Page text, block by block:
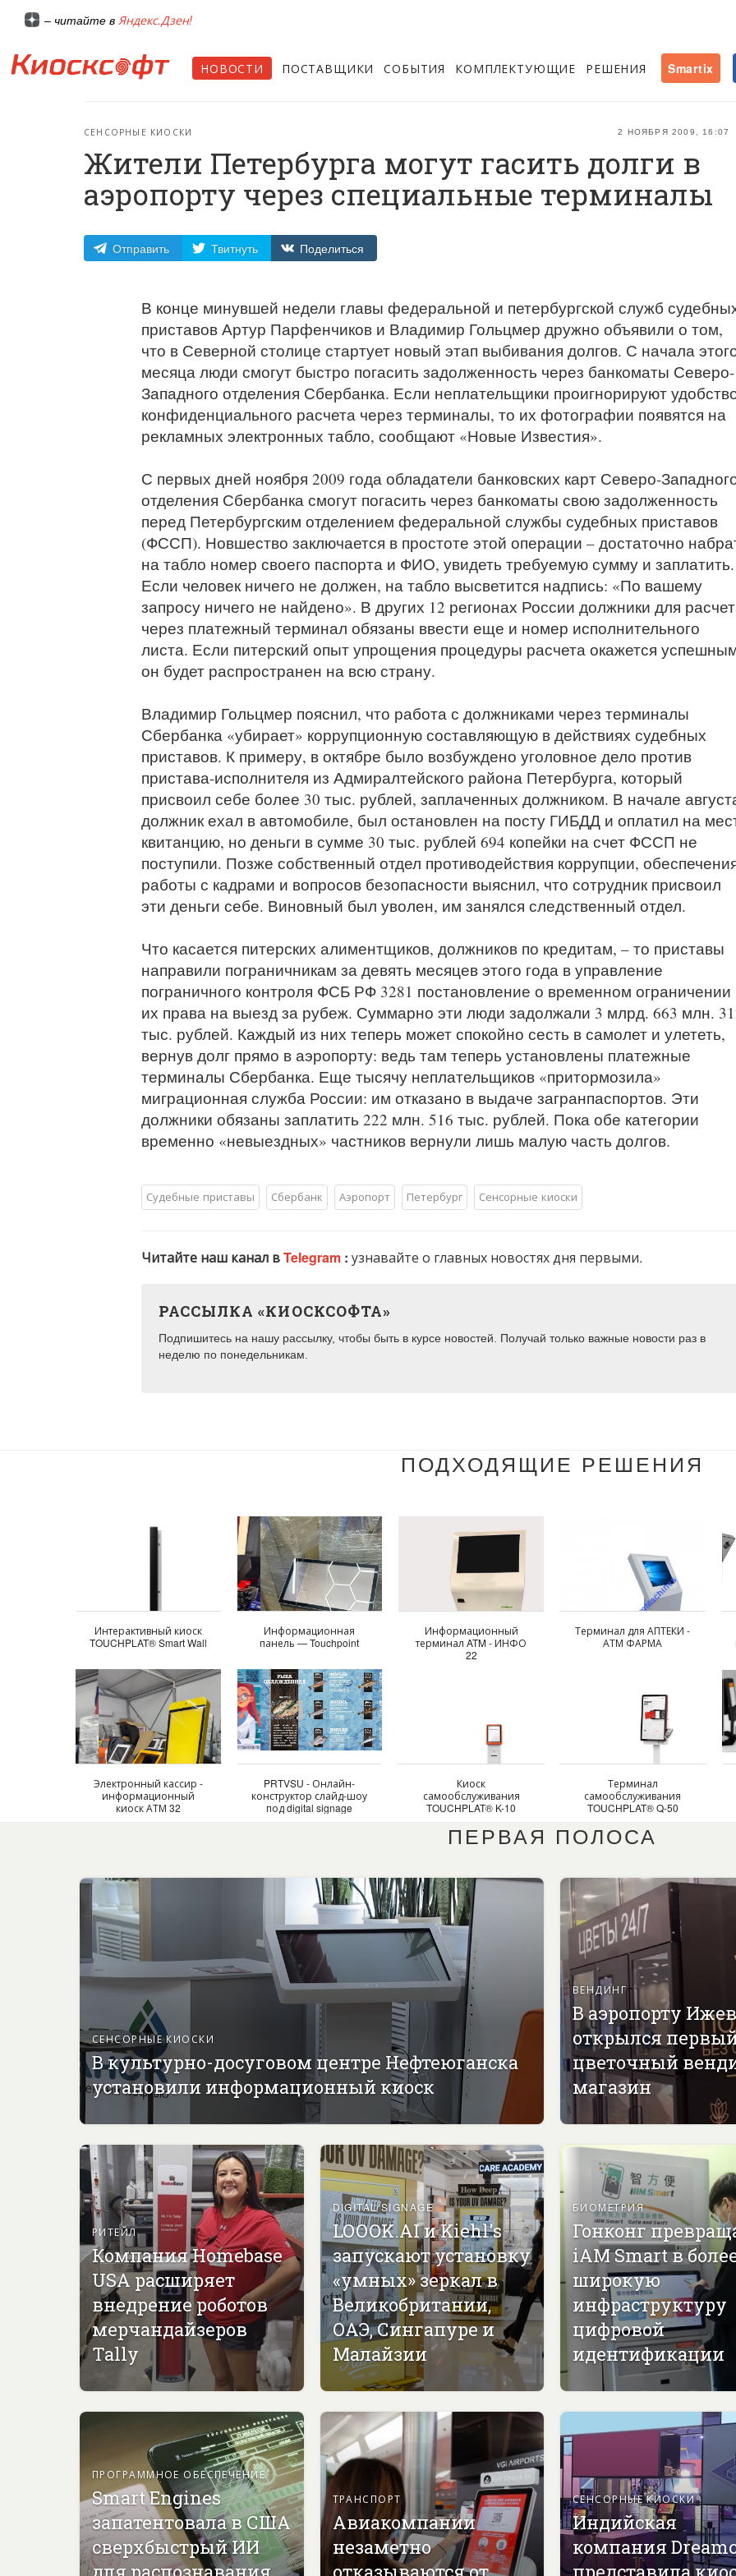
– читайте в Яндекс.Дзен!
НОВОСТИ ПОСТАВЩИКИ СОБЫТИЯ КОМПЛЕКТУЮЩИЕ РЕШЕНИЯ Smartix
2 НОЯБРЯ 2009, 16:07
СЕНСОРНЫЕ КИОСКИ
Жители Петербурга могут гасить долги в
аэропорту через специальные терминалы
Отправить Твитнуть Поделиться
В конце минувшей недели главы федеральной и петербургской служб
приставов Артур Парфенчиков и Владимир Гольцмер дружно объявили о том,
что в Северной столице стартует новый этап выбивания долгов. С начала
месяца люди смогут быстро погасить задолженность через банкоматы Северо-
Западного отделения Сбербанка. Если неплательщики проигнорируют
конфиденциального расчета через терминалы, то их фотографии появятся на
рекламных электронных табло, сообщают «Новые Известия».
С первых дней ноября 2009 года обладатели банковских карт Северо-
отделения Сбербанка смогут погасить через банкоматы свою задолженность
перед Петербургским отделением федеральной службы судебных приставов
(ФССП). Новшество заключается в простоте этой операции – достаточно
на табло номер своего паспорта и ФИО, увидеть требуемую сумму и заплатить.
Если человек ничего не должен, на табло высветится надпись: «По вашему
запросу ничего не найдено». В других 12 регионах России должники для
через платежный терминал обязаны ввести еще и номер исполнительного
листа. Если питерский опыт упрощения процедуры расчета окажется
он будет распространен на всю страну.
Владимир Гольцмер пояснил, что работа с должниками через терминалы
Сбербанка «убирает» коррупционную составляющую в действиях судебных
приставов. К примеру, в октябре было возбуждено уголовное дело против
пристава-исполнителя из Адмиралтейского района Петербурга, который
присвоил себе более 30 тыс. рублей, заплаченных должником. В начале
должник ехал в автомобиле, был остановлен на посту ГИБДД и оплатил на
квитанцию, но деньги в сумме 30 тыс. рублей 694 копейки на счет ФССП не
поступили. Позже собственный отдел противодействия коррупции,
работы с кадрами и вопросов безопасности выяснил, что сотрудник присвоил
эти деньги себе. Виновный был уволен, им занялся следственный отдел.
Что касается питерских алиментщиков, должников по кредитам, – то приставы
направили пограничникам за девять месяцев этого года в управление
пограничного контроля ФСБ РФ 3281 постановление о временном ограничении
их права на выезд за рубеж. Суммарно эти люди задолжали 3 млрд. 663 млн.
тыс. рублей. Каждый из них теперь может спокойно сесть в самолет и улететь,
вернув долг прямо в аэропорту: ведь там теперь установлены платежные
терминалы Сбербанка. Еще тысячу неплательщиков «притормозила»
миграционная служба России: им отказано в выдаче загранпаспортов. Эти
должники обязаны заплатить 222 млн. 516 тыс. рублей. Пока обе категории
временно «невыездных» частников вернули лишь малую часть долгов.
Судебные приставы Сбербанк Аэропорт Петербург Сенсорные киоски
Читайте наш канал вTelegram : узнавайте о главных новостях дня первыми.
РАССЫЛКА «КИОСКСОФТА»
Подпишитесь на нашу рассылку, чтобы быть в курсе новостей. Получай только важные новости раз в
неделю по понедельникам.
ПОДХОДЯЩИЕ РЕШЕНИЯ
Интерактивный киоск
TOUCHPLAT® Smart Wall
Информационная
панель — Touchpoint
Информационный
терминал ATM - ИНФО
22
Терминал для АПТЕКИ -
АТМ ФАРМА
Электронный кассир -
информационный
киоск АТМ 32
PRTVSU - Онлайн-
конструктор слайд-шоу
под digital signage
Киоск
самообслуживания
TOUCHPLAT® K-10
Терминал
самообслуживания
TOUCHPLAT® Q-50
ПЕРВАЯ ПОЛОСА
СЕНСОРНЫЕ КИОСКИ
В культурно-досуговом центре Нефтеюганска
установили информационный киоск
ВЕНДИНГ
В аэропорту
открылся
цветочный
магазин
РИТЕЙЛ
Компания Homebase
USA расширяет
внедрение роботов
мерчандайзеров
Tally
DIGITAL SIGNAGE
LOOOK.AI и Kiehl's
запускают установку
«умных» зеркал в
Великобритании,
ОАЭ, Сингапуре и
Малайзии
БИОМЕТРИЯ
Гонконг
iAM Smart в
широкую
инфраструктуру
цифровой
идентификации
ПРОГРАММНОЕ ОБЕСПЕЧЕНИЕ
Smart Engines
запатентовала в США
сверхбыстрый ИИ
ТРАНСПОРТ
Авиакомпании
незаметно
СЕНСОРНЫЕ КИОСКИ
Индийская
компания